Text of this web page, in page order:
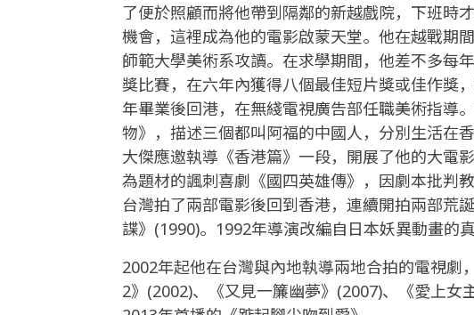
了便於照顧而將他帶到隔鄰的新越戲院，下班時
機會，這裡成為他的電影啟蒙天堂。他在越戰期
師範大學美術系攻讀。在求學期間，他差不多每
獎比賽，在六年內獲得八個最佳短片獎或佳作獎
年畢業後回港，在無綫電視廣告部任職美術指導
物》，描述三個都叫阿福的中國人，分別生活在
大傑應邀執導《香港篇》一段，開展了他的大電
為題材的諷刺喜劇《國四英雄傳》，因劇本批判
台灣拍了兩部電影後回到香港，連續開拍兩部荒
諜》(1990)。1992年導演改編自日本妖異動畫的
2002年起他在台灣與內地執導兩地合拍的電視劇
2》(2002)、《又見一簾幽夢》(2007)、《愛上女